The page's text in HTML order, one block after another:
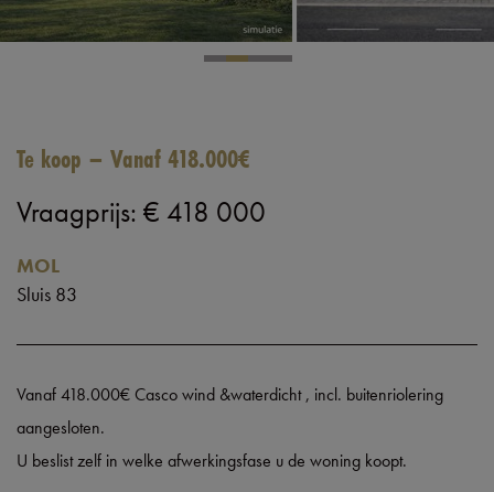
Te koop – Vanaf 418.000€
Vraagprijs: € 418 000
MOL
Sluis 83
Vanaf 418.000€ Casco wind &waterdicht , incl. buitenriolering
aangesloten.
U beslist zelf in welke afwerkingsfase u de woning koopt.